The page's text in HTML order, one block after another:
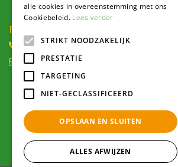
Roode Eggeweg 6b, Kessel
(0) 77 462 16 30
winkel@hendriksplantencentrum.nl
Openingstijden
Alle openingstijden >
alle cookies in overeenstemming met ons
Cookiebeleid. Lees verder
STRIKT NOODZAKELIJK
PRESTATIE
TARGETING
NIET-GECLASSIFICEERD
OPSLAAN EN SLUITEN
ALLES AFWIJZEN